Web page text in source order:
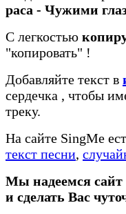
раса - Чужими
С легкостью
"копировать" !
Добавляйте текст в
сердечка , чтобы
треку.
На сайте SingMe
текст песни,
Мы надеемся сайт
и сделать Вас